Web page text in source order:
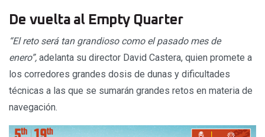
De vuelta al Empty Quarter
“El reto será tan grandioso como el pasado mes de
enero”, adelanta su director David Castera, quien promete a
los corredores grandes dosis de dunas y dificultades
técnicas a las que se sumarán grandes retos en materia de
navegación.